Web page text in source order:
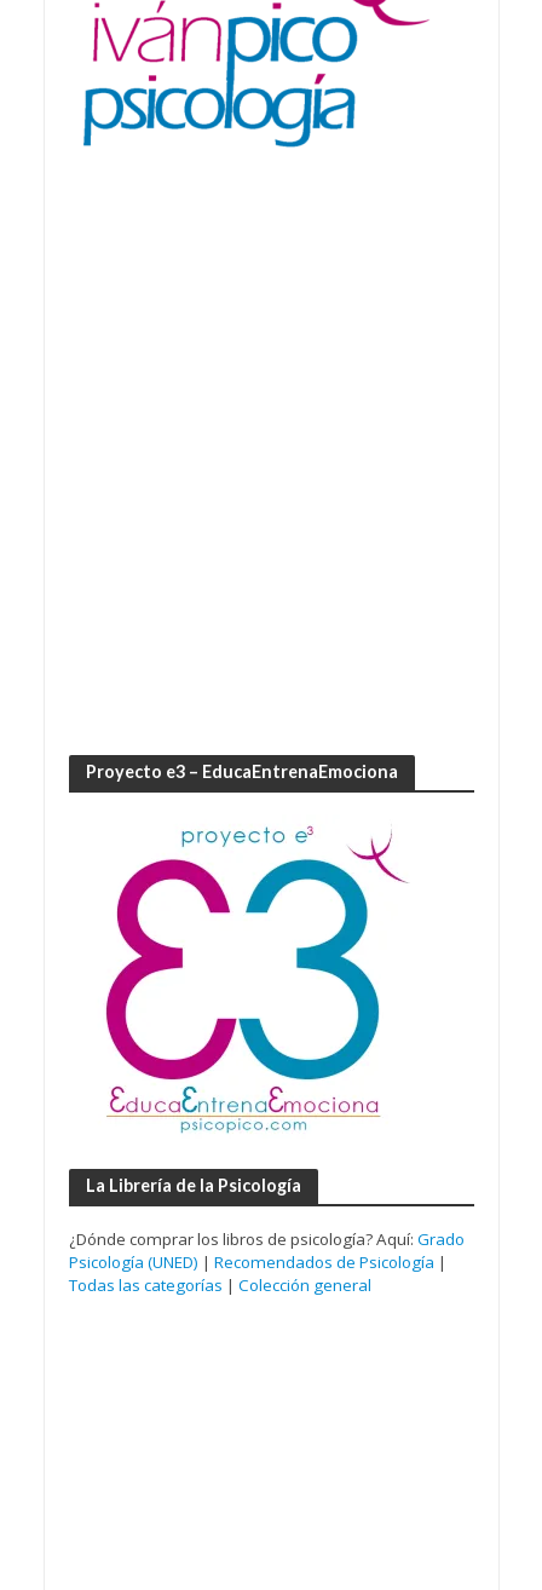
Proyecto e3 – EducaEntrenaEmociona
La Librería de la Psicología
¿Dónde comprar los libros de psicología? Aquí: Grado
Psicología (UNED) | Recomendados de Psicología |
Todas las categorías | Colección general